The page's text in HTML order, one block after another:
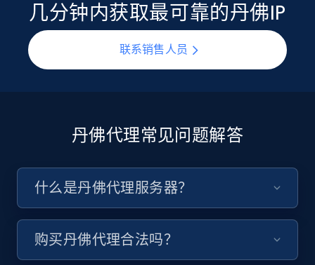
几分钟内获取最可靠的丹佛IP
联系销售人员
丹佛代理常见问题解答
什么是丹佛代理服务器？
购买丹佛代理合法吗？